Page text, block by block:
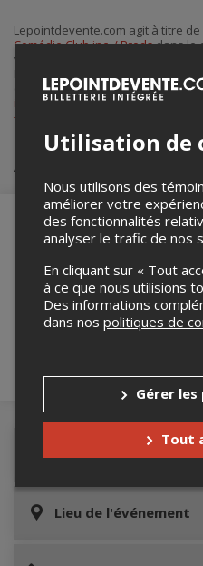
courriel
Lepointdevente.com agit à titre
Comédie Club inc. / Prodsdans le
vente de billets pour ses
Pour plus d’information à propos
contacter l’organisateur de
inc. / Prods, à
+1 438-888-3364
Achat de billets
Merci de confirmer
robot
Détails de
Lieu de l'événement
Utilisation de
Nous utilisons des
améliorer votre
des fonctionnalités
analyser le trafic de nos
En cliquant sur « Tout
à ce que nous utilisions
Des informations
dans nos politiques de
Gérer
Tout